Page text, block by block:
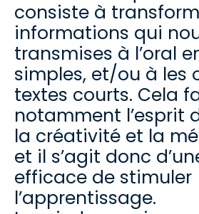
consiste à
informations qui
transmises à l’oral
simples, et/ou à les
textes courts. Cela
notamment l’esprit
la créativité et la
et il s’agit donc
efficace de stimuler
l’apprentissage.